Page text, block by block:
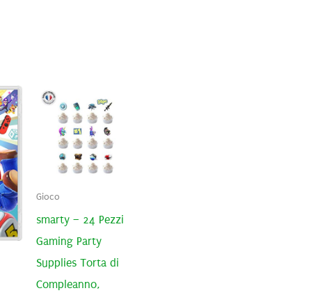
Gioco
smarty – 24 Pezzi
Gaming Party
Supplies Torta di
Compleanno,